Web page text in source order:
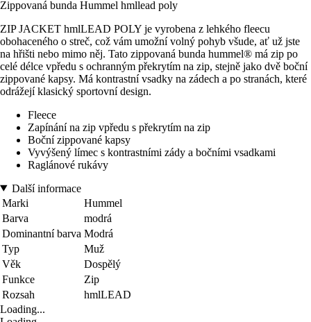
Zippovaná bunda Hummel hmllead poly
ZIP JACKET hmlLEAD POLY je vyrobena z lehkého fleecu
obohaceného o streč, což vám umožní volný pohyb všude, ať už jste
na hřišti nebo mimo něj. Tato zippovaná bunda hummel® má zip po
celé délce vpředu s ochranným překrytím na zip, stejně jako dvě boční
zippované kapsy. Má kontrastní vsadky na zádech a po stranách, které
odrážejí klasický sportovní design.
Fleece
Zapínání na zip vpředu s překrytím na zip
Boční zippované kapsy
Vyvýšený límec s kontrastními zády a bočními vsadkami
Raglánové rukávy
Další informace
Marki
Hummel
Barva
modrá
Dominantní barva Modrá
Typ
Muž
Věk
Dospělý
Funkce
Zip
Rozsah
hmlLEAD
Loading...